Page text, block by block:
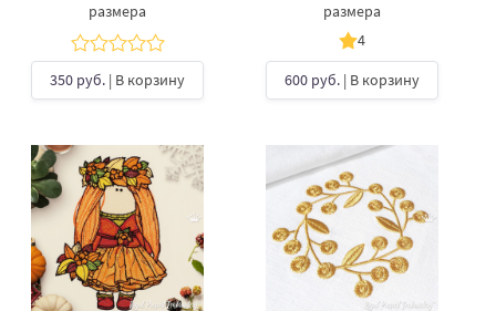
размера
350 руб. | В корзину
размера
4
600 руб. | В корзину